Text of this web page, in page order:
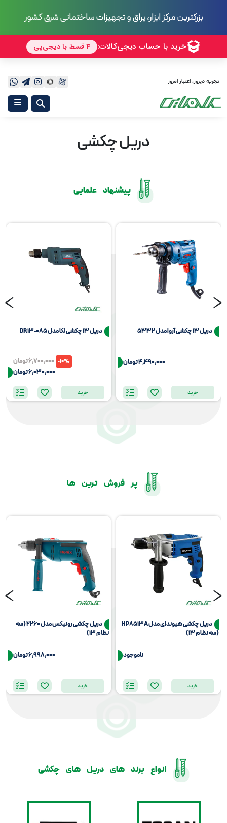
70 سال تجربه
تجربه دیروز، اعتبار امروز
دریل چکشی
پیشنهاد علمایی
دریل 13 چکشی لکا مدل DR13-085
-10%
6,700,000تومان
6,030,000تومان
خرید
دریل 13 چکشی آروا مدل 5332
4,490,000تومان
خرید
‹ ›
پر فروش ترین ها
دریل چکشی رونیکس مدل 2260 (سه
نظام 13)
6,998,000تومان
خرید
دریل چکشی هیوندای مدل HP8513A
(سه نظام 13)
ناموجود
خرید
‹ ›
انواع برند های دریل های چکشی